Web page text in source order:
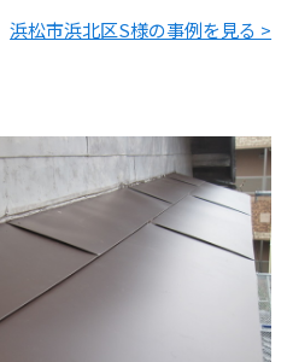
浜松市浜北区S様の事例を見る >